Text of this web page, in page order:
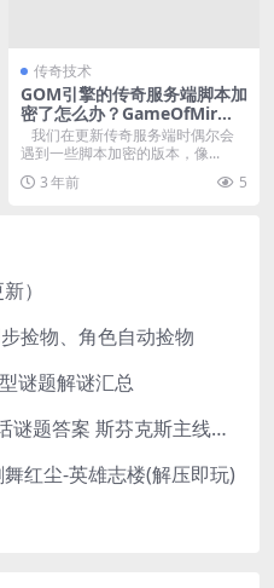
传奇技术
GOM引擎的传奇服务端脚本加
密了怎么办？GameOfMir引
擎脚本解密方法详解。
我们在更新传奇服务端时偶尔会
遇到一些脚本加密的版本，像...
3 年前
5
）
捡物、角色自动捡物
谜题解谜汇总
刺客信条奥德赛唤醒神话谜题答案 斯芬克斯主线攻略
红尘-英雄志楼(解压即玩)